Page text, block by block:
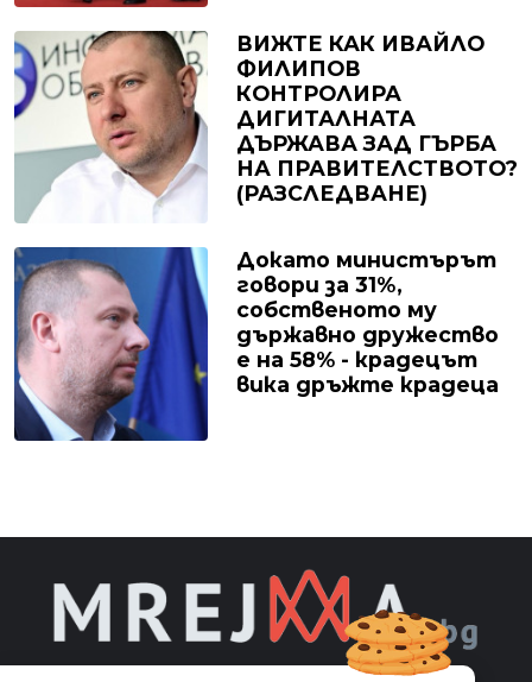
ВИЖТЕ КАК ИВАЙЛО
ФИЛИПОВ
КОНТРОЛИРА
ДИГИТАЛНАТА
ДЪРЖАВА ЗАД ГЪРБА
НА ПРАВИТЕЛСТВОТО?
(РАЗСЛЕДВАНЕ)
Докато министърът
говори за 31%,
собственото му
държавно дружество
е на 58% - крадецът
вика дръжте крадеца